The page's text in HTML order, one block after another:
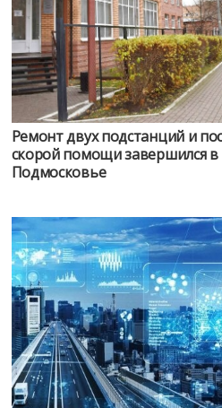
Ремонт двух подстанций и
скорой помощи завершился в
Подмосковье